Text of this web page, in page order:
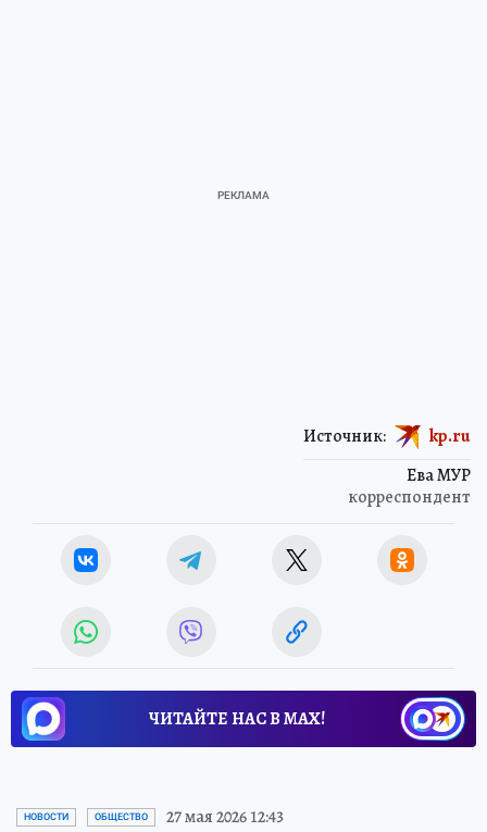
Ева МУР
корреспондент
Источник: kp.ru
ЧИТАЙТЕ НАС В МАХ!
НОВОСТИ ОБЩЕСТВО 27 мая 2026 12:43